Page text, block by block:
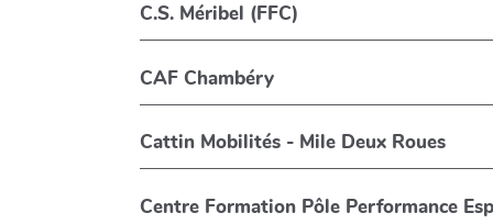
C.S. Méribel (FFC)
CAF Chambéry
Cattin Mobilités - Mile Deux Roues
Centre Formation Pôle Performance